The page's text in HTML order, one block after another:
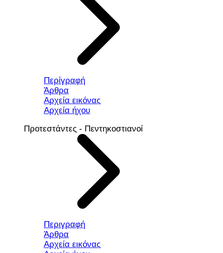
Περίγραφή
Άρθρα
Αρχεία εικόνας
Αρχεία ήχου
Προτεστάντες - Πεντηκοστιανοί
Περιγραφή
Άρθρα
Αρχεία εικόνας